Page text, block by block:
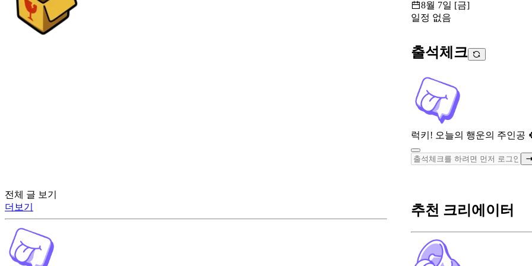
8월 7일 [금]
일정 없음
출석체크
럭키! 오늘의 행운의 주인공
전체 글 보기
더보기
추천 크리에이터